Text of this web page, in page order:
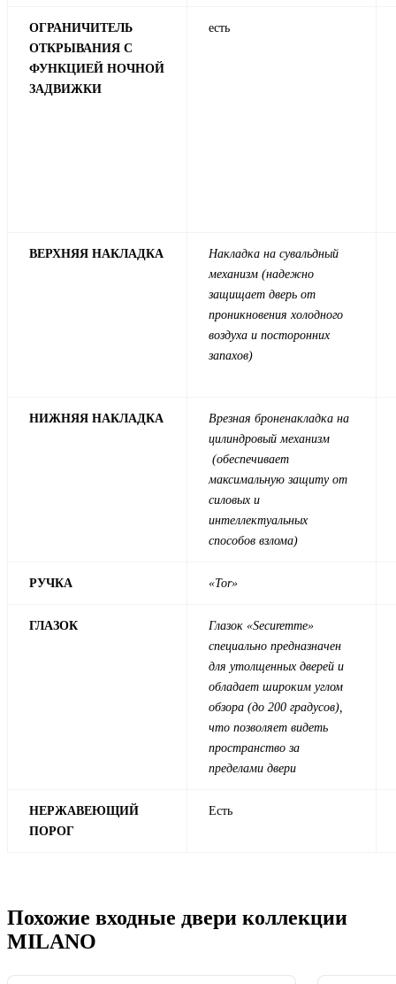
ОГРАНИЧИТЕЛЬ
ОТКРЫВАНИЯ С
ФУНКЦИЕЙ НОЧНОЙ
ЗАДВИЖКИ
есть
ВЕРХНЯЯ НАКЛАДКА
Накладка на сувальдный
механизм (надежно
защищает дверь от
проникновения холодного
воздуха и посторонних
запахов)
НИЖНЯЯ НАКЛАДКА
Врезная броненакладка на
цилиндровый механизм
(обеспечивает
максимальную защиту от
силовых и
интеллектуальных
способов взлома)
РУЧКА «Tor»
ГЛАЗОК
Глазок «Securemme»
специально предназначен
для утолщенных дверей и
обладает широким углом
обзора (до 200 градусов),
что позволяет видеть
пространство за
пределами двери
НЕРЖАВЕЮЩИЙ
ПОРОГ
Есть
Похожие входные двери коллекции
MILANO